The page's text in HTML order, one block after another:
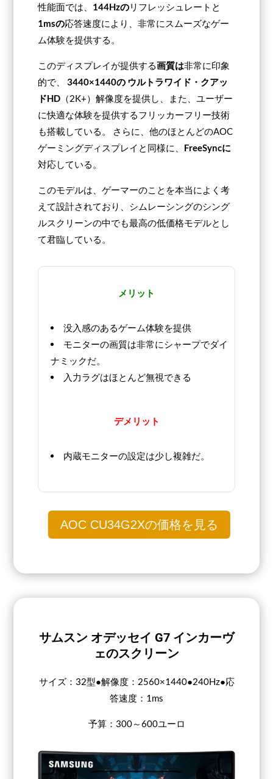
性能面では、 144Hzのリフレッシュレートと
1msの応答速度により、非常にスムーズなゲー
ム体験を提供する。
このディスプレイが提供する画質は非常に印象
的で、
3440×1440の ウルトラワイド・クアッ
ドHD （2K+）解像度を提供し、また、ユーザー
に快適な体験を提供するフリッカーフリー技術
も搭載している。 さらに、他のほとんどのAOC
ゲーミングディスプレイと同様に、 FreeSyncに
対応している。
このモデルは、ゲーマーのことを本当によく考
えて設計されており、シムレーシングのシング
ルスクリーンの中でも最高の低価格モデルとし
て君臨している。
メリット
没入感のあるゲーム体験を提供
モニターの画質は非常にシャープでダイ
ナミックだ。
入力ラグはほとんど無視できる
デメリット
内蔵モニターの設定は少し複雑だ。
AOC CU34G2Xの価格を見る
サムスン オデッセイ G7 インカーヴ
ェのスクリーン
サイズ：32型●解像度：2560×1440●240Hz●応
答速度：1ms
予算：300～600ユーロ